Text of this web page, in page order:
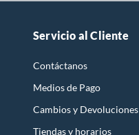
Servicio al Cliente
Contáctanos
Medios de Pago
Cambios y Devoluciones
Tiendas y horarios